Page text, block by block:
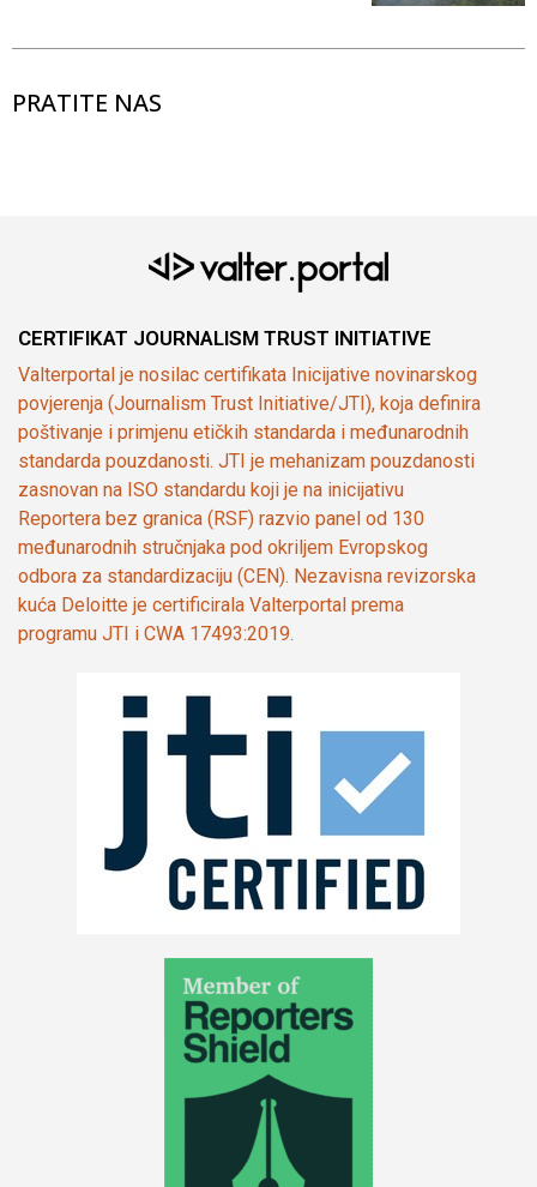
PRATITE NAS
CERTIFIKAT JOURNALISM TRUST INITIATIVE
Valterportal je nosilac certifikata Inicijative novinarskog
povjerenja (Journalism Trust Initiative/JTI), koja definira
poštivanje i primjenu etičkih standarda i međunarodnih
standarda pouzdanosti. JTI je mehanizam pouzdanosti
zasnovan na ISO standardu koji je na inicijativu
Reportera bez granica (RSF) razvio panel od 130
međunarodnih stručnjaka pod okriljem Evropskog
odbora za standardizaciju (CEN). Nezavisna revizorska
kuća Deloitte je certificirala Valterportal prema
programu JTI i CWA 17493:2019.